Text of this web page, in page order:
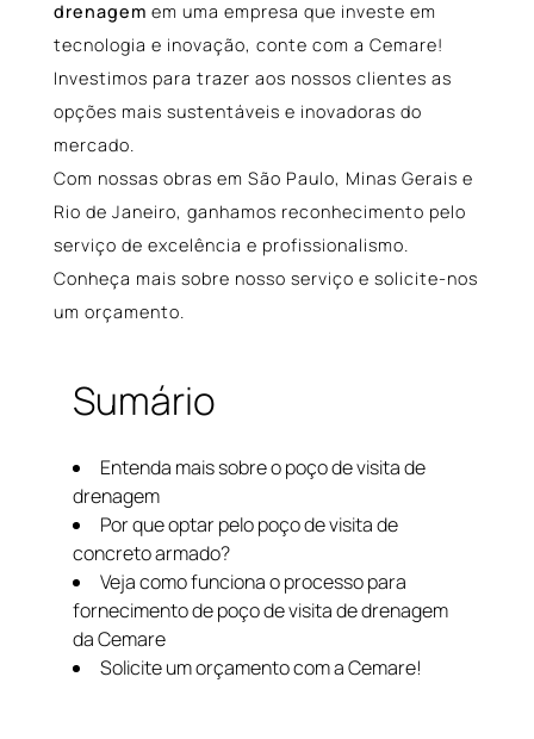
drenagem em uma empresa que investe em
tecnologia e inovação, conte com a Cemare!
Investimos para trazer aos nossos clientes as
opções mais sustentáveis e inovadoras do
mercado.
Com nossas obras em São Paulo, Minas Gerais e
Rio de Janeiro, ganhamos reconhecimento pelo
serviço de excelência e profissionalismo.
Conheça mais sobre nosso serviço e solicite-nos
um orçamento.
Sumário
Entenda mais sobre o poço de visita de
drenagem
Por que optar pelo poço de visita de
concreto armado?
Veja como funciona o processo para
fornecimento de poço de visita de drenagem
da Cemare
Solicite um orçamento com a Cemare!